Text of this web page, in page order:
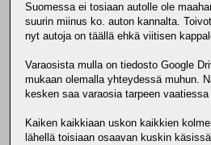
Suomessa ei tosiaan autolle ole
suurin miinus ko. auton kannalta.
nyt autoja on täällä ehkä viitisen
Varaosista mulla on tiedosto Google
mukaan olemalla yhteydessä muhun.
kesken saa varaosia tarpeen
Kaiken kaikkiaan uskon kaikkien
lähellä toisiaan osaavan kuskin